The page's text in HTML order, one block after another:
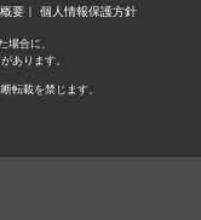
要 個人情報保護方針
合に、
あります。
転載を禁じます。